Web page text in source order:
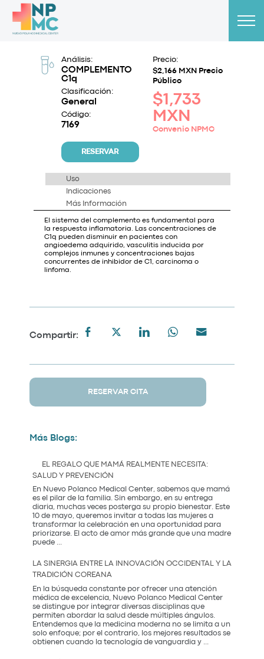
Análisis:
COMPLEMENTO
C1q
Clasificación:
General
Código:
7169
RESERVAR
Precio:
$2,166 MXN Precio
Público
$1,733
MXN
Convenio NPMC
Uso
Indicaciones
Más Información
El sistema del complemento es fundamental para
la respuesta inflamatoria. Las concentraciones de
C1q pueden disminuir en pacientes con
angioedema adquirido, vasculitis inducida por
complejos inmunes y concentraciones bajas
concurrentes de inhibidor de C1, carcinoma o
linfoma.
Compartir:
RESERVAR CITA
Más Blogs:
EL REGALO QUE MAMÁ REALMENTE NECESITA:
SALUD Y PREVENCIÓN
En Nuevo Polanco Medical Center, sabemos que mamá
es el pilar de la familia. Sin embargo, en su entrega
diaria, muchas veces posterga su propio bienestar. Este
10 de mayo, queremos invitar a todas las mujeres a
transformar la celebración en una oportunidad para
priorizarse. El acto de amor más grande que una madre
puede ...
que
Realmente
Necesita:
Salud
y
Prevención
LA SINERGIA ENTRE LA INNOVACIÓN OCCIDENTAL Y LA
TRADICIÓN COREANA
En la búsqueda constante por ofrecer una atención
médica de excelencia, Nuevo Polanco Medical Center
se distingue por integrar diversas disciplinas que
permiten abordar la salud desde múltiples ángulos.
Entendemos que la medicina moderna no se limita a un
solo enfoque; por el contrario, los mejores resultados se
obtienen cuando la tecnología de vanguardia y